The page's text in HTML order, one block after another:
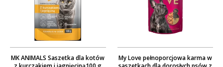
MK ANIMALS Saszetka dla kotów
My Love pełnoporcjowa karma w